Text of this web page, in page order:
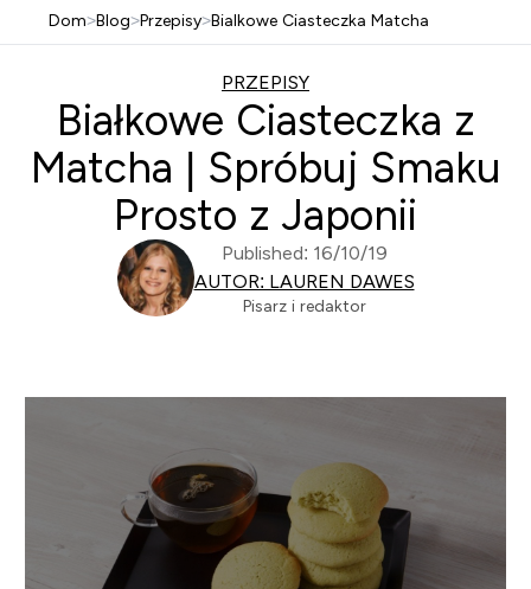
Dom>Blog>Przepisy>Bialkowe Ciasteczka Matcha
PRZEPISY
Białkowe Ciasteczka z
Matcha | Spróbuj Smaku
Prosto z Japonii
Published: 16/10/19
AUTOR: LAUREN DAWES
Pisarz i redaktor